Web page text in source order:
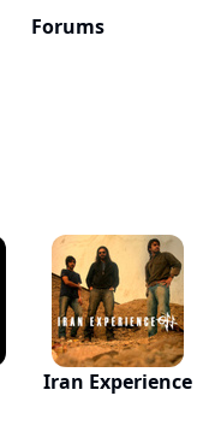
Forums
Iran Experience